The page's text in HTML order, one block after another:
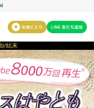
/結末